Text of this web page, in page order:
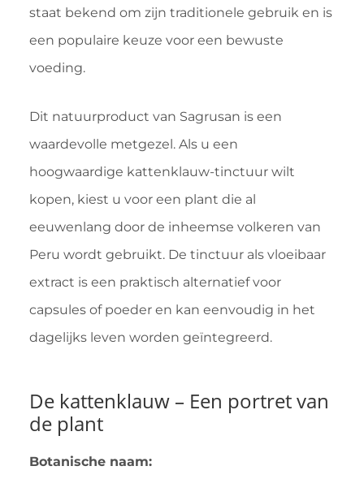
staat bekend om zijn traditionele gebruik en is
een populaire keuze voor een bewuste
voeding.
Dit natuurproduct van Sagrusan is een
waardevolle metgezel. Als u een
hoogwaardige kattenklauw-tinctuur wilt
kopen, kiest u voor een plant die al
eeuwenlang door de inheemse volkeren van
Peru wordt gebruikt. De tinctuur als vloeibaar
extract is een praktisch alternatief voor
capsules of poeder en kan eenvoudig in het
dagelijks leven worden geïntegreerd.
De kattenklauw – Een portret van
de plant
Botanische naam: